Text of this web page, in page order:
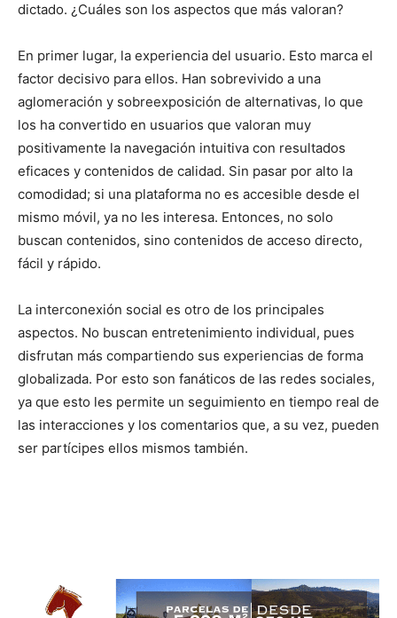
dictado. ¿Cuáles son los aspectos que más valoran?
En primer lugar, la experiencia del usuario. Esto marca el
factor decisivo para ellos. Han sobrevivido a una
aglomeración y sobreexposición de alternativas, lo que
los ha convertido en usuarios que valoran muy
positivamente la navegación intuitiva con resultados
eficaces y contenidos de calidad. Sin pasar por alto la
comodidad; si una plataforma no es accesible desde el
mismo móvil, ya no les interesa. Entonces, no solo
buscan contenidos, sino contenidos de acceso directo,
fácil y rápido.
La interconexión social es otro de los principales
aspectos. No buscan entretenimiento individual, pues
disfrutan más compartiendo sus experiencias de forma
globalizada. Por esto son fanáticos de las redes sociales,
ya que esto les permite un seguimiento en tiempo real de
las interacciones y los comentarios que, a su vez, pueden
ser partícipes ellos mismos también.